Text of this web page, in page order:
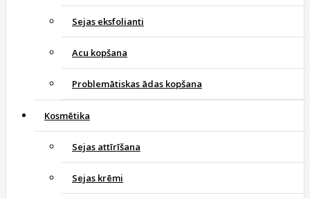
Sejas eksfolianti
Acu kopšana
Problemātiskas ādas kopšana
Kosmētika
Sejas attīrīšana
Sejas krēmi